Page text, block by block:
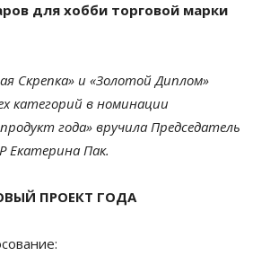
для хобби торговой марки
Скрепка» и «Золотой Диплом»
категорий в номинации
года» вручила Председатель
Екатерина Пак.
ПРОЕКТ ГОДА